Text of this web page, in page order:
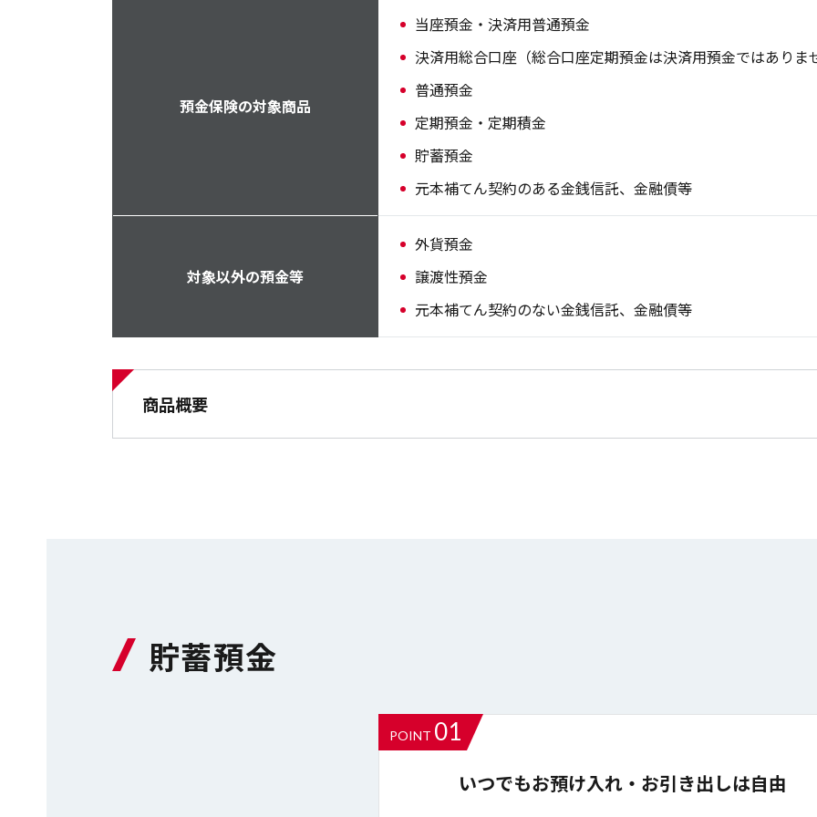
預金保険の対象商品
当座預金・決済用普通預金
決済用総合口座（総合口座定期預金は決済用預金ではありま
普通預金
定期預金・定期積金
貯蓄預金
元本補てん契約のある金銭信託、金融債等
対象以外の預金等
外貨預金
譲渡性預金
元本補てん契約のない金銭信託、金融債等
商品概要
貯蓄預金
POINT 01
いつでもお預け入れ・お引き出しは自由